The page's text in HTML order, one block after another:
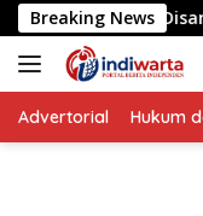
Langsung
ke
konten
Breaking News
yang Disandera
Advertorial Hukum